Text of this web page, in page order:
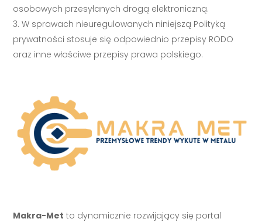
osobowych przesyłanych drogą elektroniczną.
W sprawach nieuregulowanych niniejszą Polityką
prywatności stosuje się odpowiednio przepisy RODO
oraz inne właściwe przepisy prawa polskiego.
Makra-Met to dynamicznie rozwijający się portal